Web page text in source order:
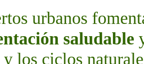
urbanos
saludable
los ciclos